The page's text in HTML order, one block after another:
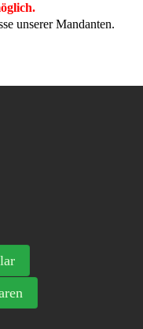
unserer Mandanten.